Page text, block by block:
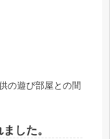
の遊び部屋との間
した。